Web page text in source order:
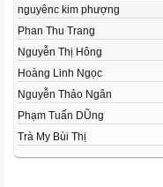
nguyênc kim phượng
Phan Thu Trang
Nguyễn Thị Hông
Hoàng Linh Ngọc
Nguyễn Thảo Ngân
Phạm Tuấn DŨng
Trà My Bùi Thị